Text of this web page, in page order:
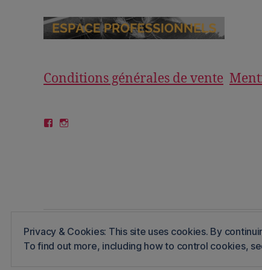
Conditions générales de vente
FacebookInstagram
© 2026Aquas viventes Propulsé par
Privacy & Cookies: This site uses cookies. By
To find out more, including how to control cookies,